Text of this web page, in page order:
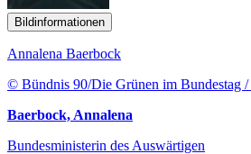
Bildinformationen
Annalena Baerbock
© Bündnis 90/Die Grünen im Bundestag
Baerbock, Annalena
Bundesministerin des Auswärtigen